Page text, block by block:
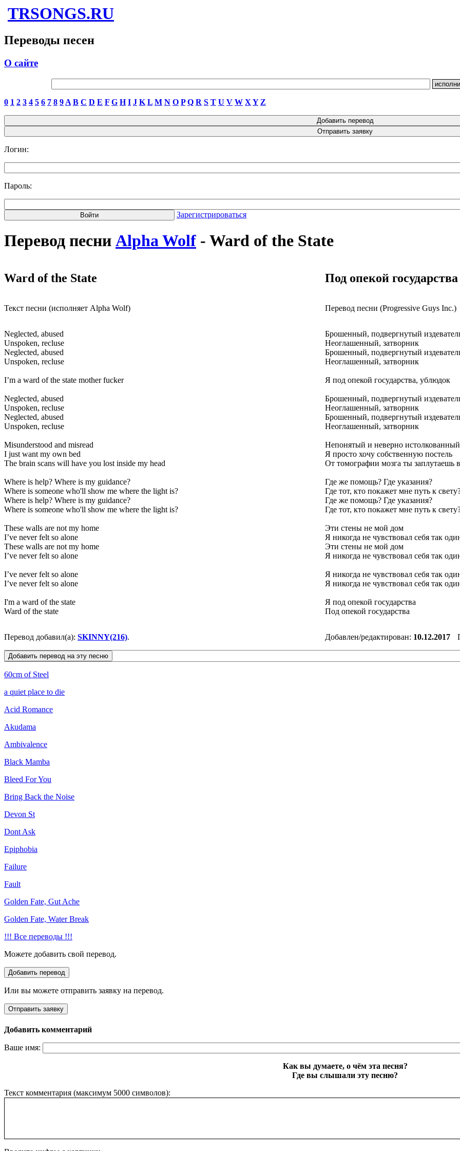
TRSONGS.RU
Переводы песен
О сайте
0 1 2 3 4 5 6 7 8 9 A B C D E F G H I J K L M N O P Q R S T U V W X Y Z
Логин:
Пароль:
Зарегистрироваться
Перевод песни Alpha Wolf - Ward of the State
Ward of the State Под опекой государства
Текст песни (исполняет Alpha Wolf) Перевод песни (Progressive Guys Inc.)
Neglected, abused
Unspoken, recluse
Neglected, abused
Unspoken, recluse
I’m a ward of the state mother fucker
Neglected, abused
Unspoken, recluse
Neglected, abused
Unspoken, recluse
Misunderstood and misread
I just want my own bed
The brain scans will have you lost inside my head
Where is help? Where is my guidance?
Where is someone who'll show me where the light is?
Where is help? Where is my guidance?
Where is someone who'll show me where the light is?
These walls are not my home
I’ve never felt so alone
These walls are not my home
I’ve never felt so alone
I’ve never felt so alone
I’ve never felt so alone
I'm a ward of the state
Ward of the state
Брошенный, подвергнутый
Неоглашенный, затворник
Брошенный, подвергнутый
Неоглашенный, затворник
Я под опекой государства, ублюдок
Брошенный, подвергнутый
Неоглашенный, затворник
Брошенный, подвергнутый
Неоглашенный, затворник
Непонятый и неверно истолкованный
Я просто хочу собственную постель
От томографии мозга ты заплутаешь
Где же помощь? Где указания?
Где тот, кто покажет мне путь к
Где же помощь? Где указания?
Где тот, кто покажет мне путь к
Эти стены не мой дом
Я никогда не чувствовал себя так
Эти стены не мой дом
Я никогда не чувствовал себя так
Я никогда не чувствовал себя так
Я никогда не чувствовал себя так
Я под опекой государства
Под опекой государства
Перевод добавил(а): SKINNY(216). Добавлен/редактирован: 10.12.2017
60cm of Steel
a quiet place to die
Acid Romance
Akudama
Ambivalence
Black Mamba
Bleed For You
Bring Back the Noise
Devon St
Dont Ask
Epiphobia
Failure
Fault
Golden Fate, Gut Ache
Golden Fate, Water Break
!!! Все переводы !!!
Можете добавить свой перевод.
Или вы можете отправить заявку на перевод.
Добавить комментарий
Ваше имя:
Как вы думаете, о чём эта песня?
Где вы слышали эту песню?
Текст комментария (максимум 5000 символов):